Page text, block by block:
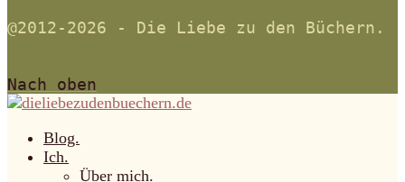
@2012-2026 - Die Liebe zu den Büchern.
Nach oben
Blog.
Ich.
Über mich.